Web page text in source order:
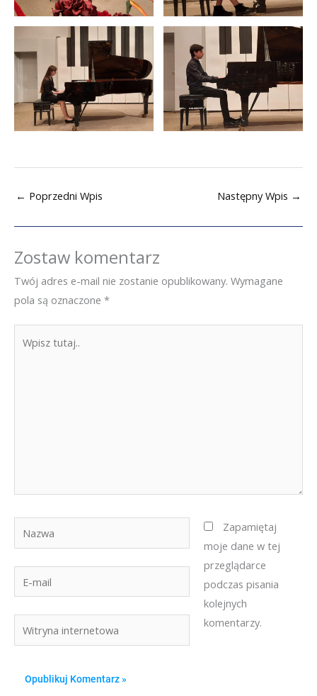
← Poprzedni Wpis Następny Wpis →
Zostaw komentarz
Twój adres e-mail nie zostanie opublikowany. Wymagane
pola są oznaczone *
tutaj..
mail
internetowa
Zapamiętaj
moje dane w tej
przeglądarce
podczas pisania
kolejnych
komentarzy.